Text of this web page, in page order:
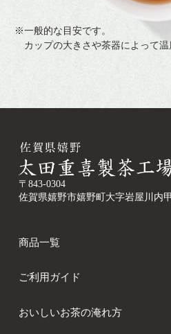
※一般的な目安です。
カップの大きさや茶器によって温
〒843-0304
佐賀県嬉野市嬉野町大字岩屋川内
商品一覧
ご利用ガイド
おいしいお茶の淹れ方